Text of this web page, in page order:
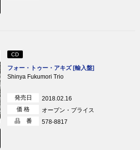
CD
フォー・トゥー・アキズ [輸入盤]
Shinya Fukumori Trio
発売日
2018.02.16
価 格
オープン・プライス
品 番
578-8817